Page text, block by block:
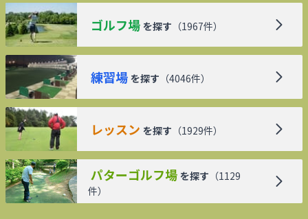
ゴルフ場 を探す （1967件）
練習場 を探す （4046件）
レッスン を探す （1929件）
パターゴルフ場 を探す （1129
件）